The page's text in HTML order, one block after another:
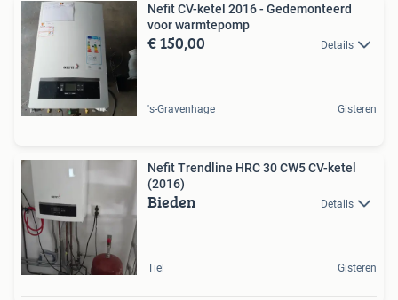
Nefit CV-ketel 2016 - Gedemonteerd
voor warmtepomp
€ 150,00 Details
's-Gravenhage Gisteren
Nefit Trendline HRC 30 CW5 CV-ketel
(2016)
Bieden Details
Tiel Gisteren